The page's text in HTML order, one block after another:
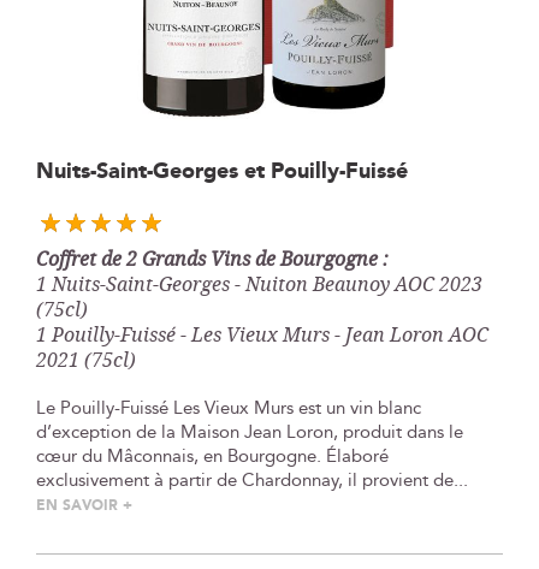
Skip
the
beginning
of
the
images
gallery
Nuits-Saint-Georges et Pouilly-Fuissé
Coffret de 2 Grands Vins de Bourgogne :
1 Nuits-Saint-Georges - Nuiton Beaunoy AOC 2023
(75cl)
1 Pouilly-Fuissé - Les Vieux Murs - Jean Loron AOC
2021 (75cl)
Le Pouilly-Fuissé Les Vieux Murs est un vin blanc
d’exception de la Maison Jean Loron, produit dans le
cœur du Mâconnais, en Bourgogne. Élaboré
exclusivement à partir de Chardonnay, il provient de...
EN SAVOIR +